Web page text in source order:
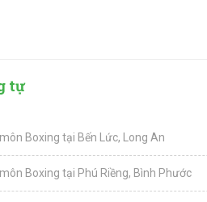
tự
Boxing tại Bến Lức, Long An
Boxing tại Phú Riềng, Bình Phước